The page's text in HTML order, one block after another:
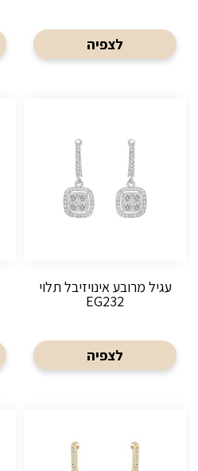
לצפיה
עגיל מרובע אינויזיבל תלוי
EG232
לצפיה